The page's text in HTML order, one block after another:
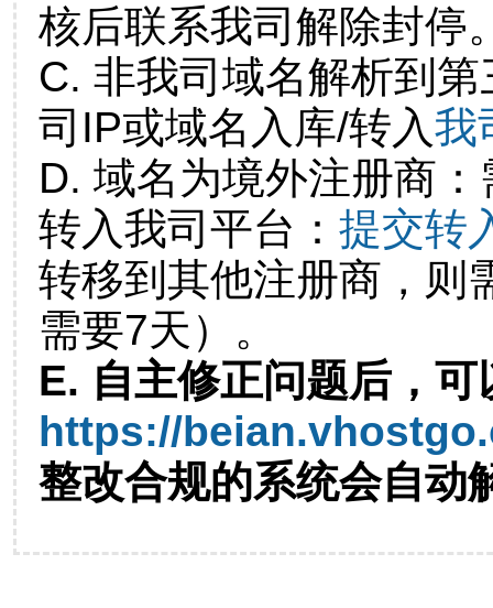
核后联系我司解除封停
C. 非我司域名解析到
司IP或域名入库/转入我
D. 域名为境外注册商
转入我司平台： 提交转
转移到其他注册商，则
需要7天）。
E. 自主修正问题后，可
https://
整改合规的系统会自动